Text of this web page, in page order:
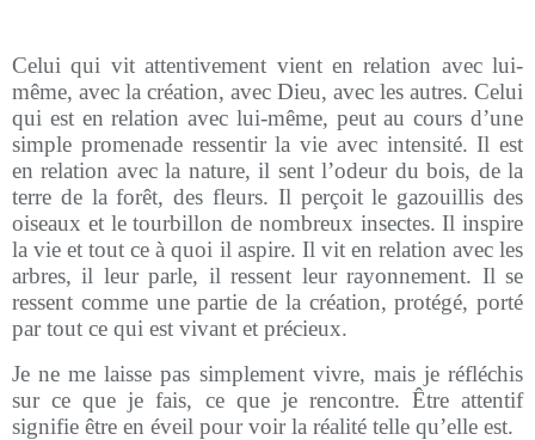
Celui qui vit attentivement vient en relation avec lui-
même, avec la création, avec Dieu, avec les autres. Celui
qui est en relation avec lui-même, peut au cours d’une
simple promenade ressentir la vie avec intensité. Il est
en relation avec la nature, il sent l’odeur du bois, de la
terre de la forêt, des fleurs. Il perçoit le gazouillis des
oiseaux et le tourbillon de nombreux insectes. Il inspire
la vie et tout ce à quoi il aspire. Il vit en relation avec les
arbres, il leur parle, il ressent leur rayonnement. Il se
ressent comme une partie de la création, protégé, porté
par tout ce qui est vivant et précieux.
Je ne me laisse pas simplement vivre, mais je réfléchis
sur ce que je fais, ce que je rencontre. Être attentif
signifie être en éveil pour voir la réalité telle qu’elle est.